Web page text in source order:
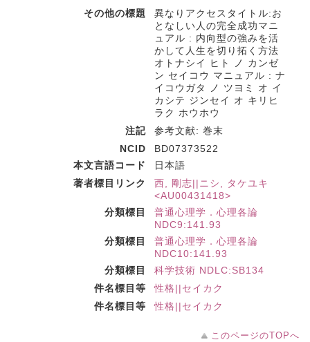
その他の標題
異なりアクセスタイトル:お
となしい人の完全成功マニ
ュアル : 内向型の強みを活
かして人生を切り拓く方法
オトナシイ ヒト ノ カンゼ
ン セイコウ マニュアル : ナ
イコウガタ ノ ツヨミ オ イ
カシテ ジンセイ オ キリヒ
ラク ホウホウ
注記
参考文献: 巻末
NCID
BD07373522
本文言語コード
日本語
著者標目リンク
西, 剛志||ニシ, タケユキ
<AU00431418>
分類標目
普通心理学．心理各論
NDC9:141.93
分類標目
普通心理学．心理各論
NDC10:141.93
分類標目
科学技術 NDLC:SB134
件名標目等
性格||セイカク
件名標目等
性格||セイカク
このページのTOPへ